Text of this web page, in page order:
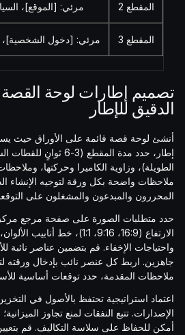
المقطع 2 مرئي: [الموقع]،
المقطع 3 مرئي: [دخول الشخصية]،
تصميم إطارات لوحة القصة
الدقيق للإطار
أنشئ لوحة قصة قائمة على الأوراق حيث
الطويلة)، وزاوية الكاميرا وحركتها،
ملاحظات واضحة بكل ورقة لتوجيه الإنشاء
المحررون والمبدعون والمشغلون على
حدد متطلبات الصورة على صفحة مرجع
واحتياجات الإخفاء. قم بتضمين عناصر نائبة
جاهزين. اربط كل عنصر نائب بإدخال
ملاحظات المقدمة، حدد توقعات أساسية
اعتماد استراتيجية تحتفظ بالأصول في
الإصدارات. تتبع النفقات لمنع تجاوز
أمكن للحفاظ على سلاسة التكاليف. قم